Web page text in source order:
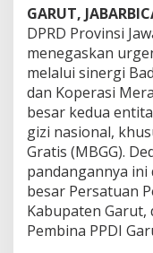
GARUT,
DPRD Provinsi
menegaskan
melalui sinergi
dan Koperasi
besar kedua
gizi nasional,
Gratis (MBGG).
pandangannya
besar Persatuan
Kabupaten Garut,
Pembina PPDI